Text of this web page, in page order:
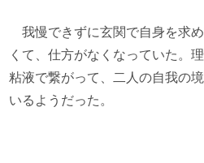
我慢できずに玄関で自身を求
くて、仕方がなくなっていた。
粘液で繋がって、二人の自我の
いるようだった。